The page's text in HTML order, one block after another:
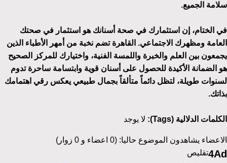
سلامة الجميع.
في الختام، إن استثمارك في صحة أسنانك هو استثمار في صحتك
العامة ومظهرك الاجتماعي. القاهرة تضم نخبة من أمهر الأطباء الذين
يجمعون بين العلم والخبرة واللمسة الفنية، واختيارك للمركز الصحيح
هو الضمانة الأكيدة للحصول على أسنان قوية وابتسامة ساحرة تدوم
لسنوات طويلة، لتظل دائماً متألقاً بجمال طبيعي يعكس رقي اهتمامك
بذاتك.
الكلمات الدلالية (Tags): لا يوجد
الاعضاء يشاهدون الموضوع حاليا: (0 اعضاء و 0 زوار)
4Adتقليص